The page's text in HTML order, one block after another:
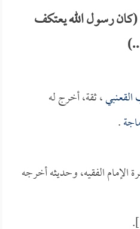
رسول الله يعتكف
، ثقة، أخرج له
.
الإمام الفقيه، وحديثه أخرجه
].